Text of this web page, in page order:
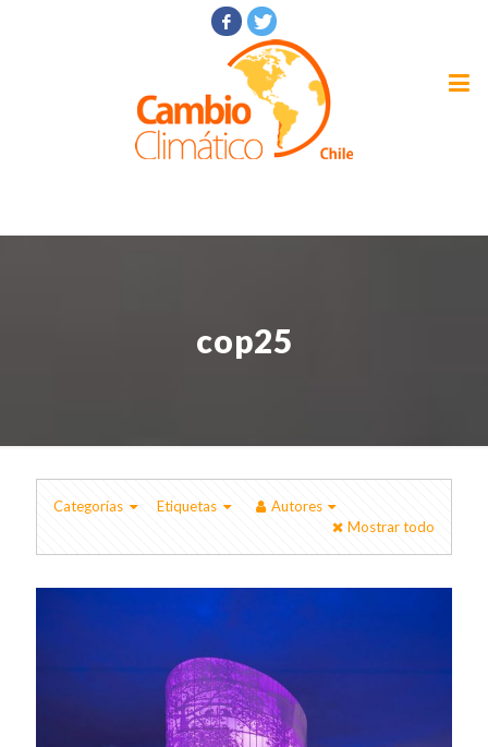
cop25
Categorías Etiquetas
Autores
Mostrar todo